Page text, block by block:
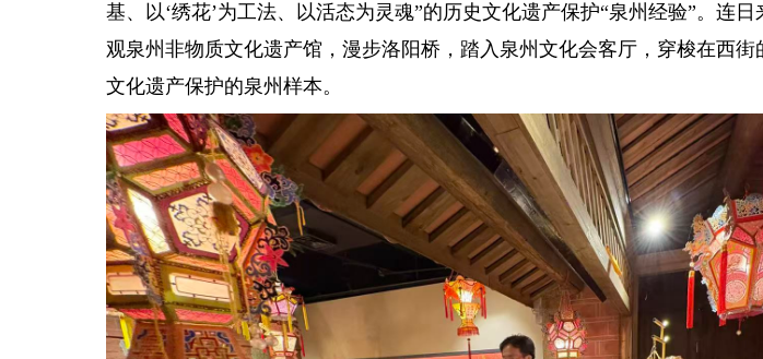
基、以‘绣花’为工法、以活态为灵魂”的历史文化遗产保护“泉州经验”。连
观泉州非物质文化遗产馆，漫步洛阳桥，踏入泉州文化会客厅，穿梭在西街
文化遗产保护的泉州样本。